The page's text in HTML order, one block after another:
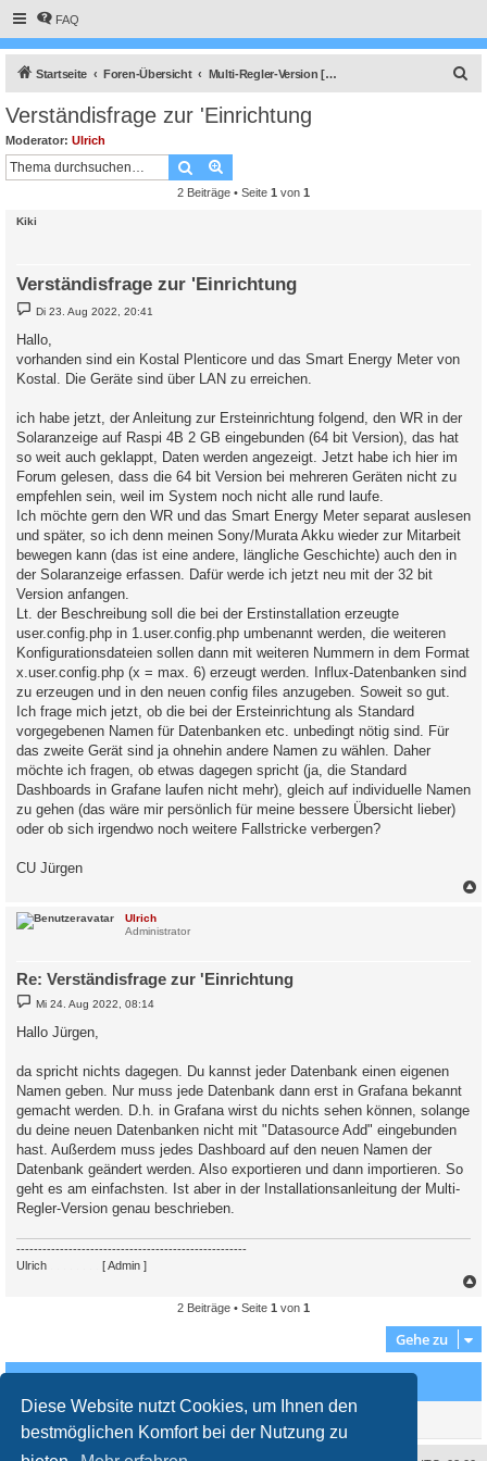
Diese Website nutzt Cookies, um Ihnen den
bestmöglichen Komfort bei der Nutzung zu
FAQ
Startseite Foren-Übersicht Multi-Regler-Version [ bis zu 6 Geräten an einem Raspberry Pi ]
Verständisfrage zur 'Einrichtung
Moderator: Ulrich
Suche
2 Beiträge • Seite 1 von 1
Kiki
Verständisfrage zur 'Einrichtung
B
e
i
t
r
g
Di 23. Aug 2022, 20:41
Hallo,
vorhanden sind ein Kostal Plenticore und das Smart Energy Meter von
Kostal. Die Geräte sind über LAN zu erreichen.
ich habe jetzt, der Anleitung zur Ersteinrichtung folgend, den WR in der
Solaranzeige auf Raspi 4B 2 GB eingebunden (64 bit Version), das hat
so weit auch geklappt, Daten werden angezeigt. Jetzt habe ich hier im
Forum gelesen, dass die 64 bit Version bei mehreren Geräten nicht zu
empfehlen sein, weil im System noch nicht alle rund laufe.
Ich möchte gern den WR und das Smart Energy Meter separat auslesen
und später, so ich denn meinen Sony/Murata Akku wieder zur Mitarbeit
bewegen kann (das ist eine andere, längliche Geschichte) auch den in
der Solaranzeige erfassen. Dafür werde ich jetzt neu mit der 32 bit
Version anfangen.
Lt. der Beschreibung soll die bei der Erstinstallation erzeugte
user.config.php in 1.user.config.php umbenannt werden, die weiteren
Konfigurationsdateien sollen dann mit weiteren Nummern in dem Format
x.user.config.php (x = max. 6) erzeugt werden. Influx-Datenbanken sind
zu erzeugen und in den neuen config files anzugeben. Soweit so gut.
Ich frage mich jetzt, ob die bei der Ersteinrichtung als Standard
vorgegebenen Namen für Datenbanken etc. unbedingt nötig sind. Für
das zweite Gerät sind ja ohnehin andere Namen zu wählen. Daher
möchte ich fragen, ob etwas dagegen spricht (ja, die Standard
Dashboards in Grafane laufen nicht mehr), gleich auf individuelle Namen
zu gehen (das wäre mir persönlich für meine bessere Übersicht lieber)
oder ob sich irgendwo noch weitere Fallstricke verbergen?
CU Jürgen
Ulrich
Administrator
Re: Verständisfrage zur 'Einrichtung
B
e
i
t
g
Mi 24. Aug 2022, 08:14
Hallo Jürgen,
da spricht nichts dagegen. Du kannst jeder Datenbank einen eigenen
Namen geben. Nur muss jede Datenbank dann erst in Grafana bekannt
gemacht werden. D.h. in Grafana wirst du nichts sehen können, solange
du deine neuen Datenbanken nicht mit "Datasource Add" eingebunden
hast. Außerdem muss jedes Dashboard auf den neuen Namen der
Datenbank geändert werden. Also exportieren und dann importieren. So
geht es am einfachsten. Ist aber in der Installationsanleitung der Multi-
Regler-Version genau beschrieben.
-----------------------------------------------------
Ulrich
[ Admin ]
h
b
2 Beiträge • Seite 1 von 1
Gehe zu